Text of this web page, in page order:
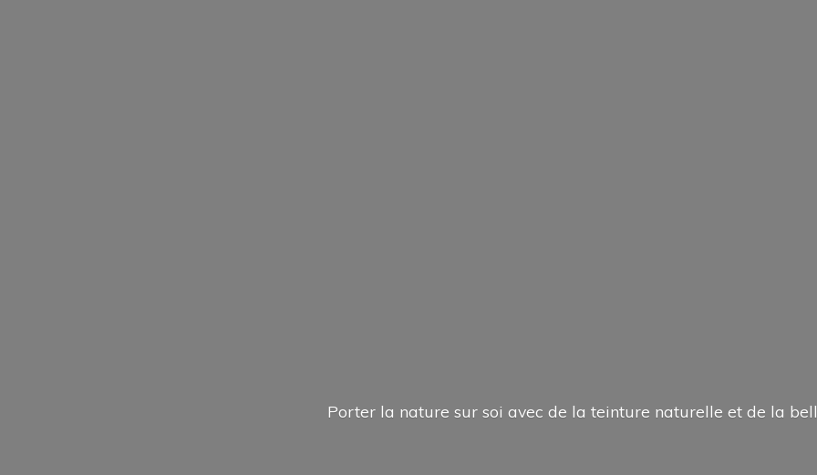
Porter la nature sur soi avec de la teinture naturelle et de la